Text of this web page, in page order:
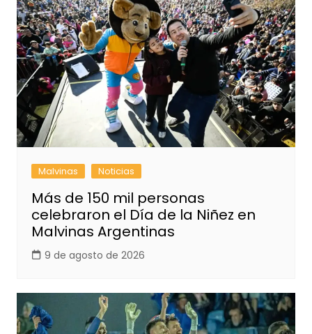
Malvinas Noticias
Más de 150 mil personas
celebraron el Día de la Niñez en
Malvinas Argentinas
9 de agosto de 2026